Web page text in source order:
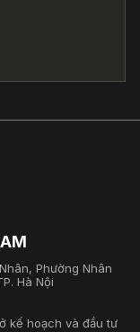
Phường Nhân
Hà Nội
kế hoạch và đầu tư